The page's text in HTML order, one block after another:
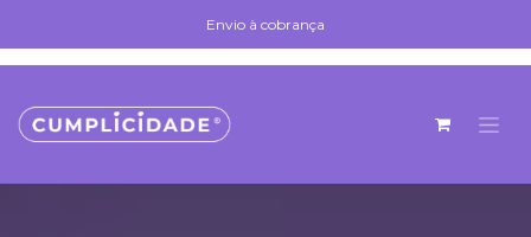
Envio à cobrança
Envio à cobrança